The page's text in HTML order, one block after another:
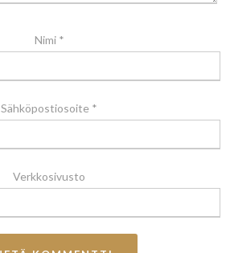
Nimi *
Sähköpostiosoite *
Verkkosivusto